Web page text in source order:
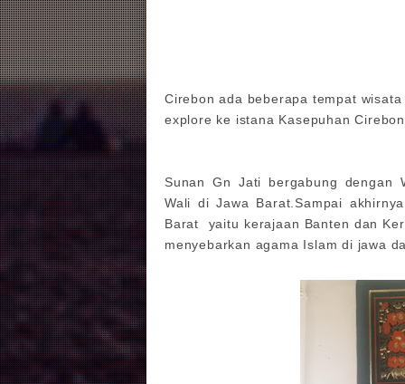
Cirebon ada beberapa tempat
explore ke istana Kasepuhan
Sunan Gn Jati bergabung dengan
Wali di Jawa Barat.Sampai
Barat yaitu kerajaan Banten dan
menyebarkan agama Islam di jawa